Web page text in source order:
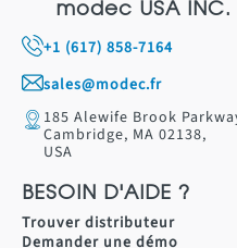
modec USA INC.
+1 (617) 858-7164
sales@modec.fr
185 Alewife Brook
Cambridge, MA 02138,
USA
BESOIN D'AIDE ?
Trouver distributeur
Demander une démo